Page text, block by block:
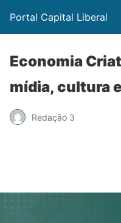
Portal Capital Liberal
Economia
mídia, cultura
Redação 3